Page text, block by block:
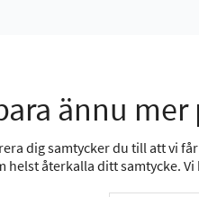
ännu
dig samtycker du till att
helst återkalla ditt samtycke.